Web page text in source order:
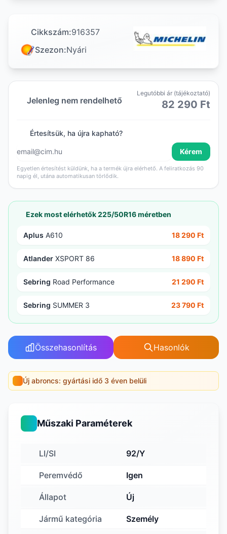
Cikkszám:916357
Szezon:Nyári
Jelenleg nem rendelhető
Legutóbbi ár (tájékoztató)
82 290 Ft
Értesítsük, ha újra kapható?
Kérem
Egyetlen értesítést küldünk, ha a termék újra elérhető. A feliratkozás 90
napig él, utána automatikusan törlődik.
Ezek most elérhetők 225/50R16 méretben
Aplus A610 18 290 Ft
Atlander XSPORT 86 18 890 Ft
Sebring Road Performance 21 290 Ft
Sebring SUMMER 3 23 790 Ft
Összehasonlítás Hasonlók
Új abroncs: gyártási idő 3 éven belüli
Műszaki Paraméterek
LI/SI 92/Y
Peremvédő Igen
Állapot Új
Jármű kategória Személy